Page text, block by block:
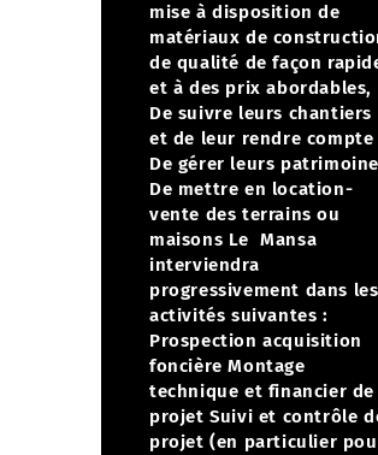
mise à disposition de
matériaux de
de qualité de façon
et à des prix abordables,
De suivre leurs chantiers
et de leur rendre compte
De gérer leurs
De mettre en location-
vente des terrains ou
maisons Le Mansa
interviendra
progressivement dans les
activités suivantes :
Prospection acquisition
foncière Montage
technique et financier de
projet Suivi et contrôle
projet (en particulier